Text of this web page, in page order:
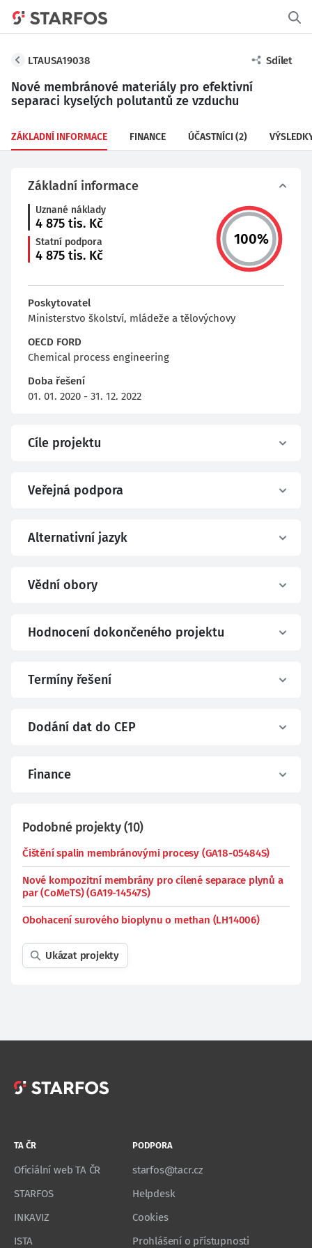
LTAUSA19038 Sdílet
Nové membránové materiály pro efektivní
separaci kyselých polutantů ze vzduchu
ZÁKLADNÍ INFORMACE FINANCE ÚČASTNÍCI (2)
Základní informace
Uznané náklady
4 875 tis. Kč
Statní podpora
4 875 tis. Kč
100%
Poskytovatel
Ministerstvo školství, mládeže a tělovýchovy
OECD FORD
Chemical process engineering
Doba řešení
01. 01. 2020 - 31. 12. 2022
Cíle projektu
Veřejná podpora
Alternativní jazyk
Vědní obory
Hodnocení dokončeného projektu
Termíny řešení
Dodání dat do CEP
Finance
Podobné projekty(10)
Čištění spalin membránovými procesy (GA18-05484S)
Nové kompozitní membrány pro cílené separace plynů a
par (CoMeTS) (GA19-14547S)
Obohacení surového bioplynu o methan (LH14006)
Ukázat projekty
TA ČR
Oficiální web TA ČR
STARFOS
INKAVIZ
ISTA
PODPORA
starfos@tacr.cz
Helpdesk
Cookies
Prohlášení o přístupnosti